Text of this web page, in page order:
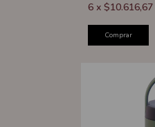
6 x $10.616,67
Comprar